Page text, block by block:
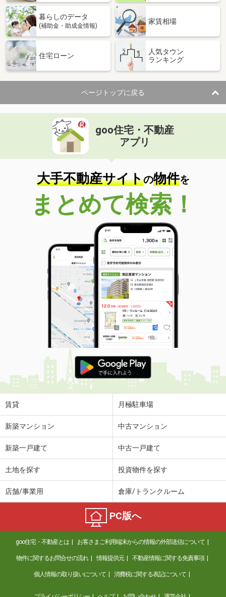
専有面積 50.48m²
間取り
滋賀県甲賀市甲賀町大原中
住 所
滋賀県甲賀市甲賀町大原中
専有面積 50.05m²
間取り
1LDK
滋賀県甲賀市甲賀町大原中
価 格
住 所
滋賀県甲賀市甲賀町大原中
専有面積 50.01m²
間取り
1LDK
滋賀県甲賀市甲賀町大原中
価 格
7.60万円
滋賀県甲賀市甲賀町大原中
59.58m²
間取り
2LDK
滋賀県甲賀市甲賀町大原中
価 格
7.40万円
住 所
滋賀県甲賀市甲賀町大原中
専有面積 59.58m²
間取り
2LDK
滋賀県蒲生郡日野町村井２
価 格
5.10万円
住 所
滋賀県蒲生郡日野町村井２
専有面積
滋賀県蒲生郡日野町大字西大路
4.55万円
滋賀県甲賀市甲賀町大原中
7.60万円
住 所
滋賀県甲賀市甲賀町大原中
専有面積 59.55m²
間取り
2LDK
滋賀県栗東市大橋４
暮らしのデータ
(補助金・助成金情報)
家賃相場
住宅ローン
人気タウン
ランキング
ページトップに戻る
goo住宅・不動産
アプリ
大手不動産サイトの物件を
まとめて検索！
賃貸 月極駐車場
新築マンション 中古マンション
新築一戸建て 中古一戸建て
土地を探す 投資物件を探す
店舗/事業用 倉庫/トランクルーム
PC版へ
goo住宅・不動産とは お客さまご利用端末からの情報の外部送信について
物件に関するお問合せの流れ 情報提供元 不動産情報に関する免責事項
個人情報の取り扱いについて 消費税に関する表記について